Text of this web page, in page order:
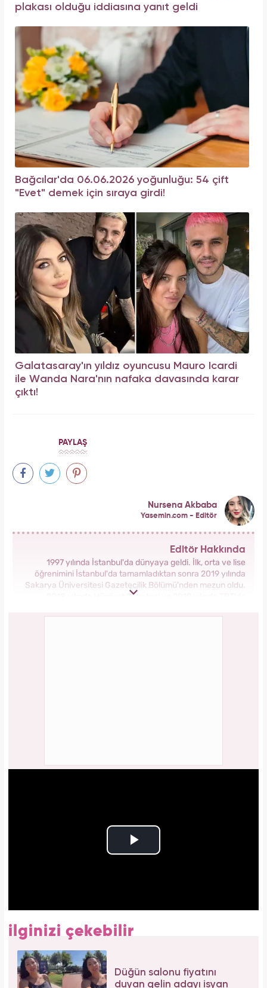
plakası olduğu iddiasına yanıt geldi
Bağcılar'da 06.06.2026 yoğunluğu: 54 çift
"Evet" demek için sıraya girdi!
Galatasaray'ın yıldız oyuncusu Mauro Icardi
ile Wanda Nara'nın nafaka davasında karar
çıktı!
PAYLAŞ
Nursena Akbaba
Yasemin.com - Editör
Editör Hakkında
1997 yılında İstanbul'da dünyaya geldi. İlk, orta ve lise
öğrenimini İstanbul'da tamamladıktan sonra 2019 yılında
Sakarya Üniversitesi Gazetecilik Bölümü'nden mezun oldu.
2018 yılında Hürriyet Gazetesi ve 2019 yılında TRT'de
Grubu bünyesinde yer alan Yasemin.com'da İçerik Editörü
ilginizi çekebilir
Düğün salonu fiyatını
duyan gelin adayı isyan